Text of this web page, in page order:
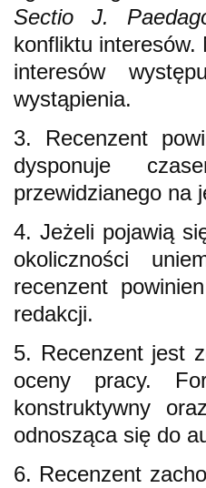
Sectio J.
konfliktu interesów.
interesów
wystąpienia.
3. Recenzent
dysponuje
przewidzianego na
4. Jeżeli pojawią
okoliczności
recenzent
redakcji.
5. Recenzent jest
oceny pracy.
konstruktywny
odnosząca się do
6. Recenzent